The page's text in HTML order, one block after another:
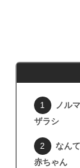
ノル
ザラシ
なん
赤ちゃん